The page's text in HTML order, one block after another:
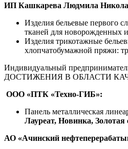
ИП Кашкарева Людмила
Изделия бельевые первого
тканей для новорожденных
Изделия трикотажные
хлопчатобумажной пряжи:
Индивидуальный
ДОСТИЖЕНИЯ В ОБЛАСТИ
ООО «ПТК «Техно-ГИБ»:
Панель металлическая
Лауреат, Новинка, Золотая
АО «Ачинский